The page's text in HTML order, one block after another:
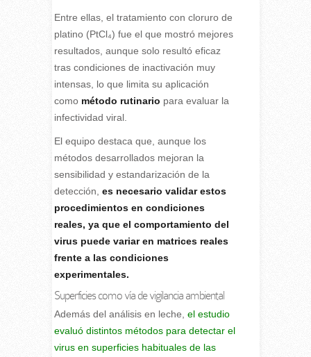
Entre ellas, el tratamiento con cloruro de
platino (PtCl₄) fue el que mostró mejores
resultados, aunque solo resultó eficaz
tras condiciones de inactivación muy
intensas, lo que limita su aplicación
como método rutinario para evaluar la
infectividad viral.
El equipo destaca que, aunque los
métodos desarrollados mejoran la
sensibilidad y estandarización de la
detección, es necesario validar estos
procedimientos en condiciones
reales, ya que el comportamiento del
virus puede variar en matrices reales
frente a las condiciones
experimentales.
Superficies como vía de vigilancia ambiental
Además del análisis en leche, el estudio
evaluó distintos métodos para detectar el
virus en superficies habituales de las